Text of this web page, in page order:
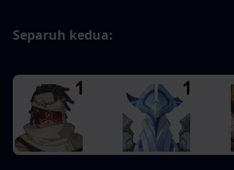
Separuh kedua: